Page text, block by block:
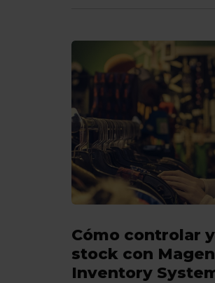
Cómo controlar
stock con
Inventory